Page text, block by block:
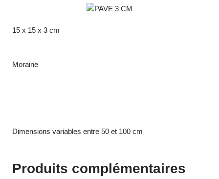
15 x 15 x 3 cm
Moraine
Dimensions variables entre 50 et 100 cm
Produits complémentaires